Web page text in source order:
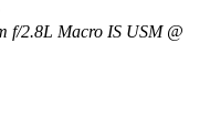
f/2.8L Macro IS USM @